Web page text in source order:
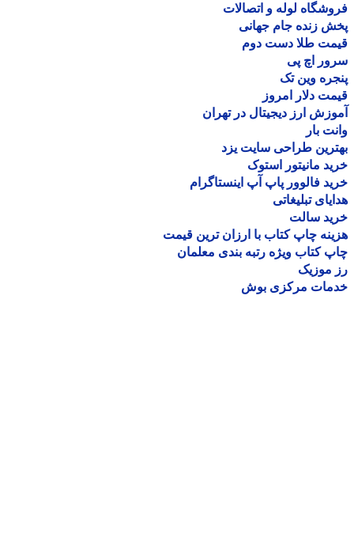
لوله و اتصالات
زنده جام جهانی
طلا دست دوم
اچ پی
وین تک
دلار امروز
ارز دیجیتال در تهران
بار
طراحی سایت یزد
مانیتور استوک
فالوور پاپ آپ اینستاگرام
تبلیغاتی
سالت
چاپ کتاب با ارزان ترین قیمت
کتاب ویژه رتبه بندی معلمان
موزیک
مرکزی بوش